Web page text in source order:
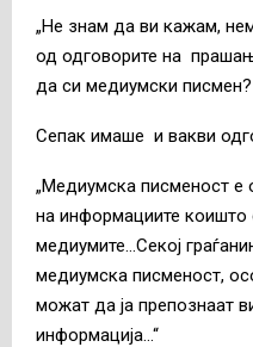
„Не знам да ви кажам,
од одговорите на
да си медиумски писмен?
Сепак имаше и вакви
„Медиумска писменост е
на информациите коишто
медиумите…Секој
медиумска писменост,
можат да ја препознаат
информација…“